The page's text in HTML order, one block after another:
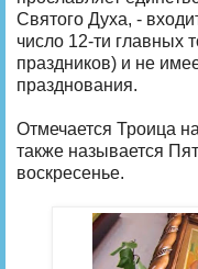
Святого Духа, -
число 12-ти главных
праздников) и не
празднования.
Отмечается Троица
также называется
воскресенье.